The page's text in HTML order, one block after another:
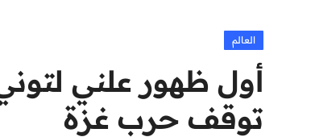
منوعات
العالم
أول ظهور علني
توقف حرب غزة